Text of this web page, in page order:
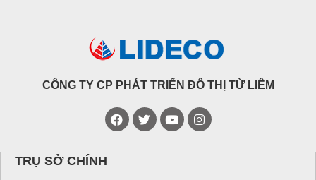
CÔNG TY CP PHÁT TRIỂN ĐÔ THỊ TỪ LIÊM
TRỤ SỞ CHÍNH